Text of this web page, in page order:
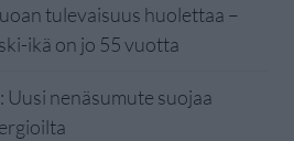
tulevaisuus huolettaa –
ikä on jo 55 vuotta
Uusi nenäsumute suojaa